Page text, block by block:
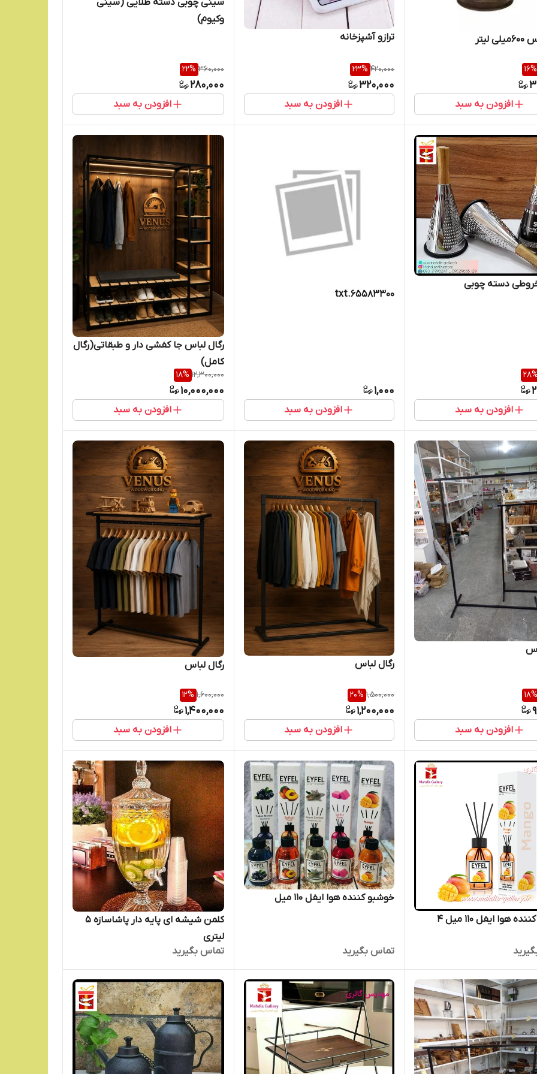
لیتر
16%
افزودن به سبد
ترازو آشپزخانه
420,000
23%
320,000
افزودن به سبد
وکیوم)
360,000
22%
280,000
افزودن به سبد
دسته چوبی
28
افزودن به سبد
65583300.txt
1,000
افزودن به سبد
رگال لباس جا کفشی دار و طبقاتی(رگال
کامل)
12,300,000
18%
10,000,000
افزودن به سبد
18%
افزودن به سبد
رگال لباس
1,500,000
20%
1,200,000
افزودن به سبد
رگال لباس
1,600,000
12%
1,400,000
افزودن به سبد
خوشبو کننده هوا ایفل 110 میل 4
خوشبو کننده هوا ایفل 110 میل
تماس بگیرید
کلمن شیشه ای پایه دار پاشاسازه 5
لیتری
تماس بگیرید